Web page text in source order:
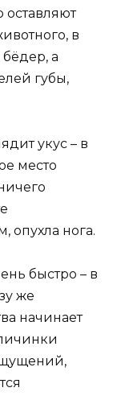
оставляют
в
а
губы,
укус – в
место
опухла нога.
быстро – в
же
начинает